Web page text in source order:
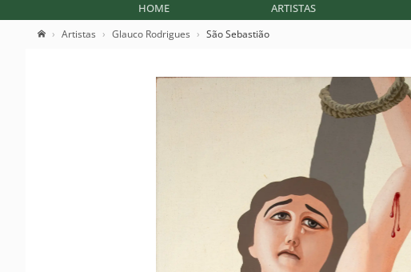
HOME ARTISTAS
Artistas Glauco Rodrigues São Sebastião